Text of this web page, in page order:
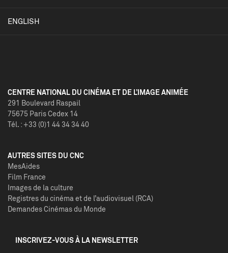
ENGLISH
CENTRE NATIONAL DU CINÉMA ET DE L’IMAGE ANIMÉE
291 Boulevard Raspail
75675 Paris Cedex 14
Tél. : +33 (0)1 44 34 34 40
AUTRES SITES DU CNC
MesAides
Film France
Images de la culture
Registres du cinéma et de l’audiovisuel (RCA)
Demandes Cinémas du Monde
INSCRIVEZ-VOUS À LA NEWSLETTER